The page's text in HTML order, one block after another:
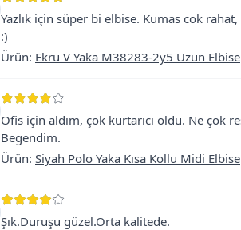
Yazlık için süper bi elbise. Kumas cok
:)
Ürün: Ekru V Yaka M38283-2y5 Uzun Elbise
Ofis için aldım, çok kurtarıcı oldu. Ne çok
Begendim.
Ürün: Siyah Polo Yaka Kısa Kollu Midi Elbise
Şık.Duruşu güzel.Orta kalitede.